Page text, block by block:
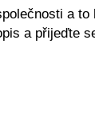
a
a přijeďte